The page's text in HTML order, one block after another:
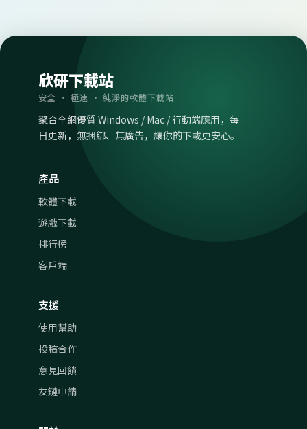
欣研下載站
安全 · 極速 · 純淨的軟體下載站
聚合全網優質 Windows / Mac / 行動端應用，每
日更新，無捆綁、無廣告，讓你的下載更安心。
產品
軟體下載
遊戲下載
排行榜
客戶端
支援
使用幫助
投稿合作
意見回饋
友鏈申請